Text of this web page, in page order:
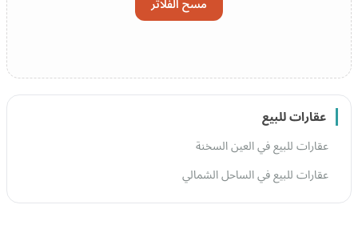
عقارات للبيع
عقارات للبيع في العين السخنة
عقارات للبيع في الساحل الشمالي